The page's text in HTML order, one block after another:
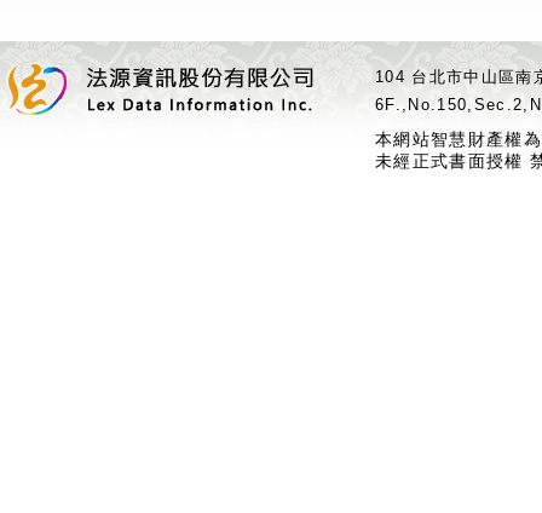
104 台北市中山區
本網站智慧財產權
未經正式書面授權